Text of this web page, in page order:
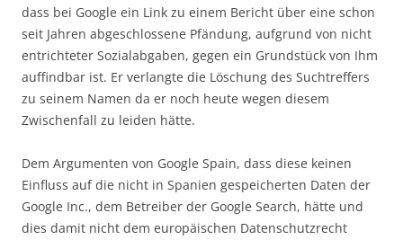
dass bei Google ein Link zu einem Bericht über eine schon
seit Jahren abgeschlossene Pfändung, aufgrund von nicht
entrichteter Sozialabgaben, gegen ein Grundstück von Ihm
auffindbar ist. Er verlangte die Löschung des Suchtreffers
zu seinem Namen da er noch heute wegen diesem
Zwischenfall zu leiden hätte.
Dem Argumenten von Google Spain, dass diese keinen
Einfluss auf die nicht in Spanien gespeicherten Daten der
Google Inc., dem Betreiber der Google Search, hätte und
dies damit nicht dem europäischen Datenschutzrecht